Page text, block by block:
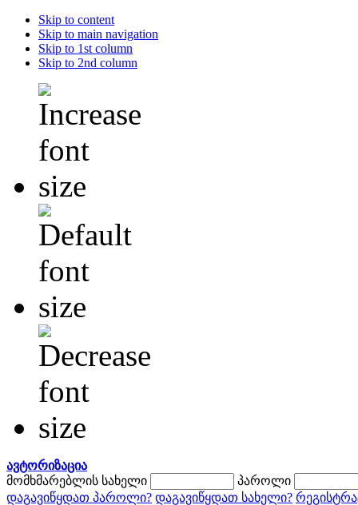
Skip to content
Skip to main navigation
Skip to 1st column
Skip to 2nd column
ავტორიზაცია
მომხმარებლის სახელი
პაროლი
დაგავიწყდათ პაროლი? დაგავიწყდათ სახელი?